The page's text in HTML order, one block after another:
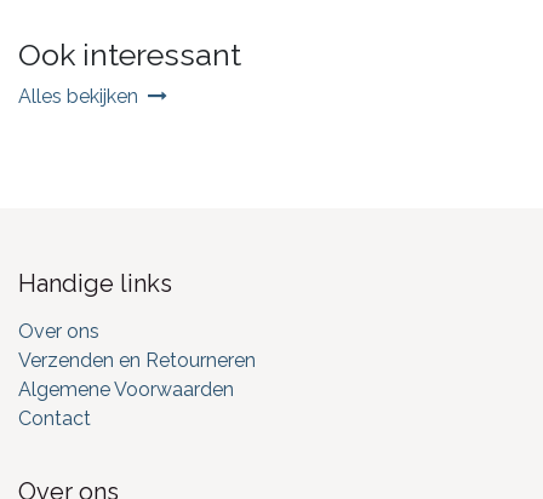
Ook interessant
Alles bekijken
Handige links
Over ons
Verzenden en Retourneren
Algemene Voorwaarden
Contact
Over ons